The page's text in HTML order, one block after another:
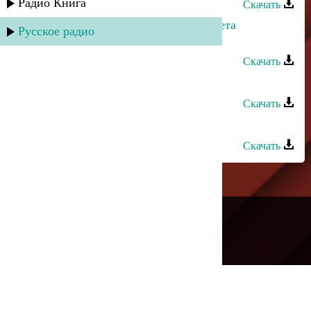
Радио Книга
Русское радио
Скачать
Мурад Кажлаев - Фрагмент из балета
"Горянка"
Скачать
Скачать
Скачать